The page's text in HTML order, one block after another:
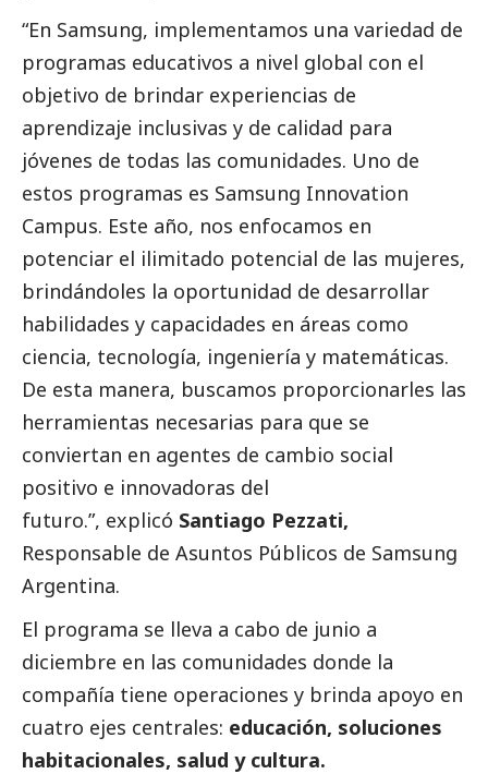
“En Samsung, implementamos una variedad de
programas educativos a nivel global con el
objetivo de brindar experiencias de
aprendizaje inclusivas y de calidad para
jóvenes de todas las comunidades. Uno de
estos programas es Samsung Innovation
Campus. Este año, nos enfocamos en
potenciar el ilimitado potencial de las mujeres,
brindándoles la oportunidad de desarrollar
habilidades y capacidades en áreas como
ciencia, tecnología, ingeniería y matemáticas.
De esta manera, buscamos proporcionarles las
herramientas necesarias para que se
conviertan en agentes de cambio social
positivo e innovadoras del
futuro.”, explicó Santiago Pezzati,
Responsable de Asuntos Públicos de Samsung
Argentina.
El programa se lleva a cabo de junio a
diciembre en las comunidades donde la
compañía tiene operaciones y brinda apoyo en
cuatro ejes centrales: educación, soluciones
habitacionales, salud y cultura.